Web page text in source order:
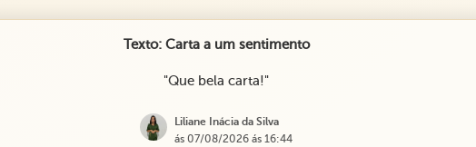
Texto: Carta a um sentimento
"Que bela carta!"
Liliane Inácia da Silva
ás 07/08/2026 ás 16:44